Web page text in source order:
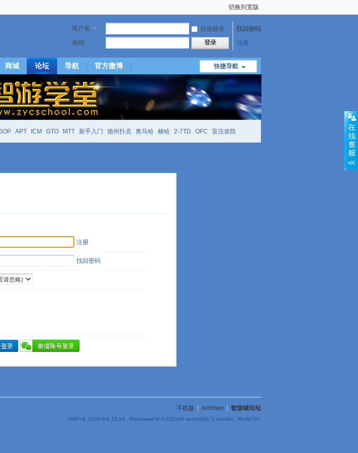
切换到宽版
用户名 自动登录
找回密码
密码
登录 注册
快捷导航
商城 论坛 导航 官方微博
APT ICM GTO MTT 新手入门 德州扑克 奥马哈 梭哈 2-7TD OFC 盲注攻防
短筹码优势 澳门 永利
注册
找回密码
手机版 Archiver 智游城论坛
GMT+8, 2026-8-6 13:18 , Processed in 0.020148 second(s), 2 queries , Redis On.